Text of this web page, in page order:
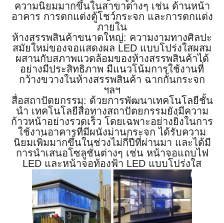
ความนิยมมากขึ้นในสาขาต่างๆ เช่น ด้านหน้า
อาคาร การตกแต่งตู้โชว์กระจก และการตกแต่ง
ภายใน
ห้างสรรพสินค้าขนาดใหญ่: ความงามทางศิลปะ
สมัยใหม่ของจอแสดงผล LED แบบโปร่งใสผสม
ผสานกับสภาพแวดล้อมของห้างสรรพสินค้าได้
อย่างมีประสิทธิภาพ มีแนวโน้มการใช้งานที่
กว้างขวางในห้างสรรพสินค้า ฉากกั้นกระจก
ฯลฯ
สื่อสถาปัตยกรรม: ด้วยการพัฒนาเทคโนโลยีชั้น
นำ เทคโนโลยีสื่อทางสถาปัตยกรรมยังมีความ
ก้าวหน้าอย่างรวดเร็ว โดยเฉพาะอย่างยิ่งในการ
ใช้งานอาคารที่มีผนังม่านกระจก ได้รับความ
นิยมเพิ่มมากขึ้นในช่วงไม่กี่ปีที่ผ่านมา และได้มี
การนำเสนอโซลูชั่นต่างๆ เช่น หน้าจอแถบไฟ
LED และหน้าจอท้องฟ้า LED แบบโปร่งใส